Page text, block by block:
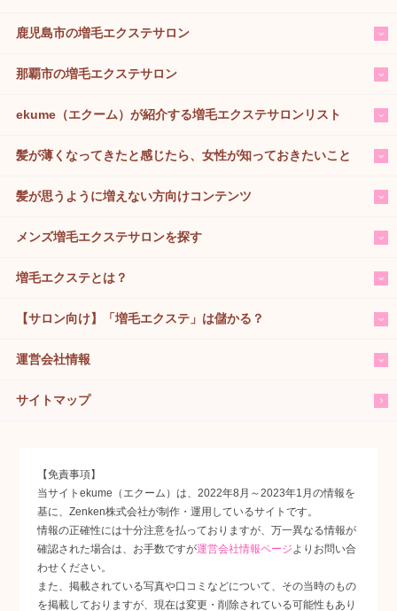
鹿児島市の増毛エクステサロン
那覇市の増毛エクステサロン
ekume（エクーム）が紹介する増毛エクステサロンリスト
髪が薄くなってきたと感じたら、女性が知っておきたいこと
髪が思うように増えない方向けコンテンツ
メンズ増毛エクステサロンを探す
増毛エクステとは？
【サロン向け】「増毛エクステ」は儲かる？
運営会社情報
サイトマップ
【免責事項】
当サイトekume（エクーム）は、2022年8月～2023年1月の情報を
基に、Zenken株式会社が制作・運用しているサイトです。
情報の正確性には十分注意を払っておりますが、万一異なる情報が
確認された場合は、お手数ですが運営会社情報ページ よりお問い合
わせください。
また、掲載されている写真や口コミなどについて、その当時のもの
を掲載しておりますが、現在は変更・削除されている可能性もあり